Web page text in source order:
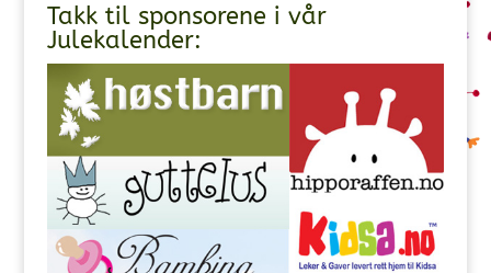
Takk til sponsorene i vår
Julekalender: